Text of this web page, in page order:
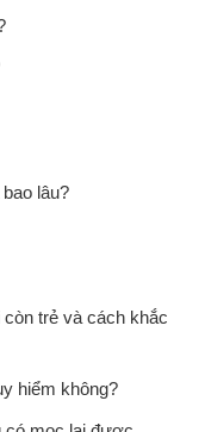
lâu?
trẻ và cách khắc
hiểm không?